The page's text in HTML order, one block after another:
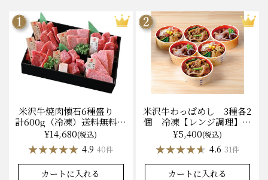
米沢牛焼肉懐石6種盛り
計600g（冷凍）送料無料
化粧箱入
¥14,680(税込)
★★★★★
★★★★★ 4.9 40件
カートに入れる
米沢牛わっぱめし 3種各2
個 冷凍【レンジ調理】化
粧箱入
¥5,400(税込)
★★★★★
★★★★★ 4.6 31件
カートに入れる